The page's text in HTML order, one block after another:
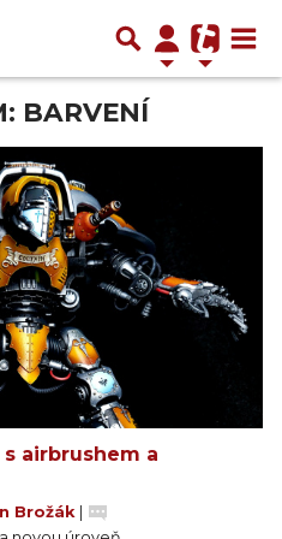
BARVENÍ
airbrushem a
Brožák